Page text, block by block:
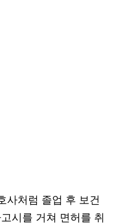
사처럼 졸업 후 보건
시를 거쳐 면허를 취